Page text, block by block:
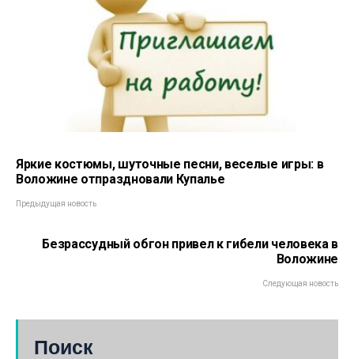
Яркие костюмы, шуточные песни, веселые игры: в
Воложине отпраздновали Купалье
Предыдущая новость
Безрассудный обгон привел к гибели человека в
Воложине
Следующая новость
Поиск